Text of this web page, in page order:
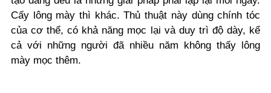
Cấy lông mày thì khác. Thủ thuật này dùng chính tóc
của cơ thể, có khả năng mọc lại và duy trì độ dày, kể
cả với những người đã nhiều năm không thấy lông
mày mọc thêm.